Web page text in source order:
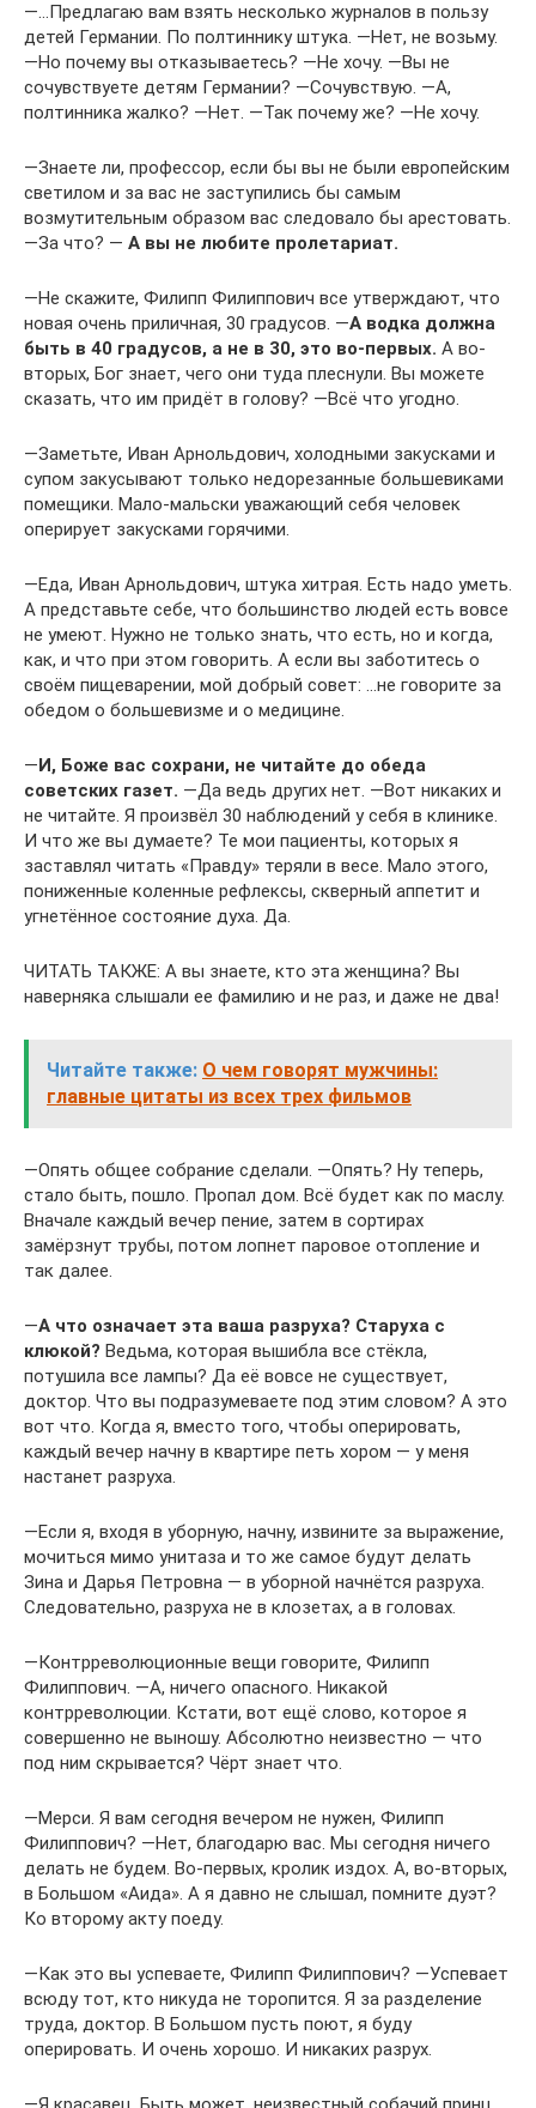
―…Предлагаю вам взять несколько журналов в пользу
детей Германии. По полтиннику штука. ―Нет, не возьму.
―Но почему вы отказываетесь? ―Не хочу. ―Вы не
сочувствуете детям Германии? ―Сочувствую. ―А,
полтинника жалко? ―Нет. ―Так почему же? ―Не хочу.
―Знаете ли, профессор, если бы вы не были европейским
светилом и за вас не заступились бы самым
возмутительным образом вас следовало бы арестовать.
―За что? ― А вы не любите пролетариат.
―Не скажите, Филипп Филиппович все утверждают, что
новая очень приличная, 30 градусов. ―А водка должна
быть в 40 градусов, а не в 30, это во-первых. А во-
вторых, Бог знает, чего они туда плеснули. Вы можете
сказать, что им придёт в голову? ―Всё что угодно.
―Заметьте, Иван Арнольдович, холодными закусками и
супом закусывают только недорезанные большевиками
помещики. Мало-мальски уважающий себя человек
оперирует закусками горячими.
―Еда, Иван Арнольдович, штука хитрая. Есть надо уметь.
А представьте себе, что большинство людей есть вовсе
не умеют. Нужно не только знать, что есть, но и когда,
как, и что при этом говорить. А если вы заботитесь о
своём пищеварении, мой добрый совет: …не говорите за
обедом о большевизме и о медицине.
―И, Боже вас сохрани, не читайте до обеда
советских газет. ―Да ведь других нет. ―Вот никаких и
не читайте. Я произвёл 30 наблюдений у себя в клинике.
И что же вы думаете? Те мои пациенты, которых я
заставлял читать «Правду» теряли в весе. Мало этого,
пониженные коленные рефлексы, скверный аппетит и
угнетённое состояние духа. Да.
ЧИТАТЬ ТАКЖЕ: А вы знаете, кто эта женщина? Вы
наверняка слышали ее фамилию и не раз, и даже не два!
Читайте также: О чем говорят мужчины:
главные цитаты из всех трех фильмов
―Опять общее собрание сделали. ―Опять? Ну теперь,
стало быть, пошло. Пропал дом. Всё будет как по маслу.
Вначале каждый вечер пение, затем в сортирах
замёрзнут трубы, потом лопнет паровое отопление и
так далее.
―А что означает эта ваша разруха? Старуха с
клюкой? Ведьма, которая вышибла все стёкла,
потушила все лампы? Да её вовсе не существует,
доктор. Что вы подразумеваете под этим словом? А это
вот что. Когда я, вместо того, чтобы оперировать,
каждый вечер начну в квартире петь хором — у меня
настанет разруха.
―Если я, входя в уборную, начну, извините за выражение,
мочиться мимо унитаза и то же самое будут делать
Зина и Дарья Петровна — в уборной начнётся разруха.
Следовательно, разруха не в клозетах, а в головах.
―Контрреволюционные вещи говорите, Филипп
Филиппович. ―А, ничего опасного. Никакой
контрреволюции. Кстати, вот ещё слово, которое я
совершенно не выношу. Абсолютно неизвестно — что
под ним скрывается? Чёрт знает что.
―Мерси. Я вам сегодня вечером не нужен, Филипп
Филиппович? ―Нет, благодарю вас. Мы сегодня ничего
делать не будем. Во-первых, кролик издох. А, во-вторых,
в Большом «Аида». А я давно не слышал, помните дуэт?
Ко второму акту поеду.
―Как это вы успеваете, Филипп Филиппович? ―Успевает
всюду тот, кто никуда не торопится. Я за разделение
труда, доктор. В Большом пусть поют, я буду
оперировать. И очень хорошо. И никаких разрух.